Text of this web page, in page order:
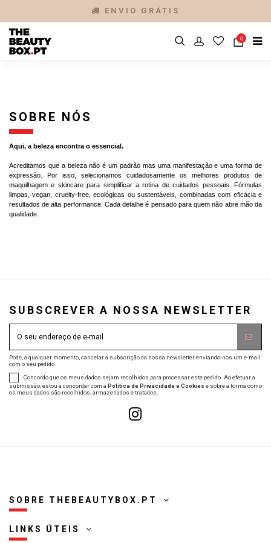
ENVIO GRÁTIS
0
SOBRE NÓS
Aqui, a beleza encontra o essencial.
Acreditamos que a beleza não é um padrão mas uma manifestação e uma forma de
expressão. Por isso, selecionamos cuidadosamente os melhores produtos de
maquilhagem e skincare para simplificar a rotina de cuidados pessoais. Fórmulas
limpas, vegan, cruelty-free, ecológicas ou sustentáveis, combinadas com eficácia e
resultados de alta performance. Cada detalhe é pensado para quem não abre mão da
qualidade.
SUBSCREVER A NOSSA NEWSLETTER
Pode, a qualquer momento, cancelar a subscrição da nossa newsletter enviando-nos um e-mail
com o seu pedido.
Concordo que os meus dados sejam recolhidos para processar este pedido. Ao efetuar a
submissão, estou a concordar com a Política de Privacidade e Cookies e sobre a forma como
os meus dados são recolhidos, armazenados e tratados.
SOBRE THEBEAUTYBOX.PT
LINKS ÚTEIS